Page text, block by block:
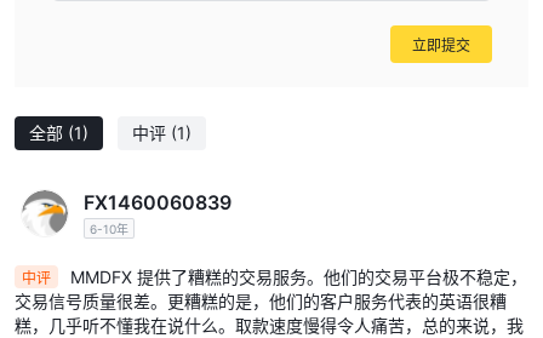
全部 (1) 中评 (1)
FX1460060839
6-10年
中评
MMDFX 提供了糟糕的交易服务。他们的交易平台极不稳定，
交易信号质量很差。更糟糕的是，他们的客户服务代表的英语很糟
糕，几乎听不懂我在说什么。取款速度慢得令人痛苦，总的来说，我
立即提交